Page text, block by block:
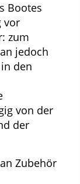
Bootes
vor
zum
jedoch
den
von der
der
Zubehör